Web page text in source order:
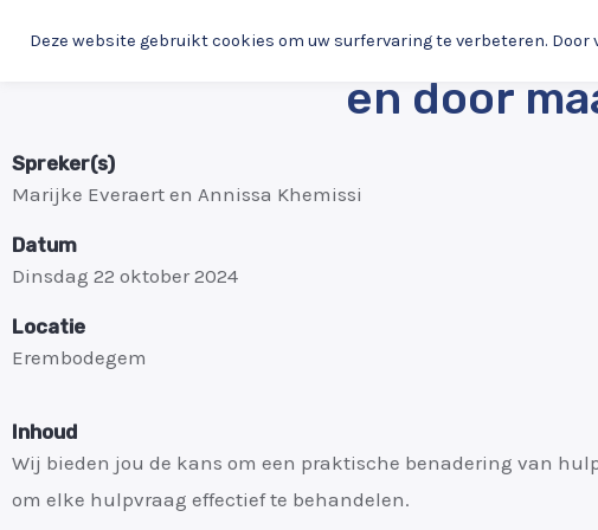
OCMW-hulpverlening in
en door
Spreker(s)
Marijke Everaert en Annissa Khemissi
Datum
Dinsdag 22 oktober 2024
Locatie
Erembodegem
Inhoud
Wij bieden jou de kans om een praktische benadering van
om elke hulpvraag effectief te behandelen.
Deze website gebruikt cookies om uw surfervaring te verbeteren.